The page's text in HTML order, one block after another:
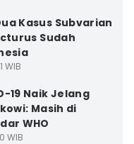
Kasus Subvarian
Sudah
WIB
19 Naik Jelang
Masih di
WHO
WIB